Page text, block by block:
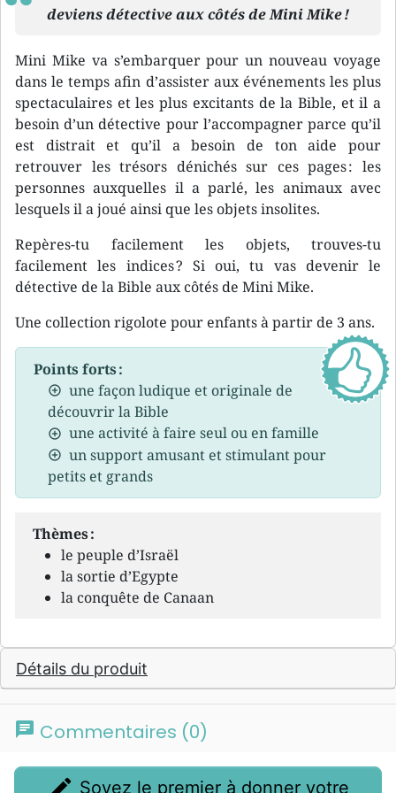
deviens détective aux côtés de Mini Mike !
Mini Mike va s’embarquer pour un nouveau voyage
dans le temps afin d’assister aux événements les plus
spectaculaires et les plus excitants de la Bible, et il a
besoin d’un détective pour l’accompagner parce qu’il
est distrait et qu’il a besoin de ton aide pour
retrouver les trésors dénichés sur ces pages : les
personnes auxquelles il a parlé, les animaux avec
lesquels il a joué ainsi que les objets insolites.
Repères-tu facilement les objets, trouves-tu
facilement les indices ? Si oui, tu vas devenir le
détective de la Bible aux côtés de Mini Mike.
Une collection rigolote pour enfants à partir de 3 ans.
Points forts :
une façon ludique et originale de
découvrir la Bible
une activité à faire seul ou en famille
un support amusant et stimulant pour
petits et grands
Thèmes :
le peuple d’Israël
la sortie d’Egypte
la conquête de Canaan
Détails du produit
chat Commentaires (0)